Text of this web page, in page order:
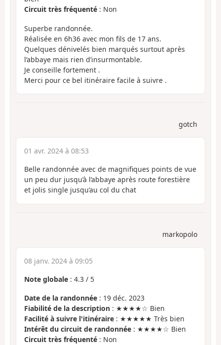
Circuit très fréquenté : Non
Superbe randonnée.
Réalisée en 6h36 avec mon fils de 17 ans.
Quelques dénivelés bien marqués surtout après
l’abbaye mais rien d’insurmontable.
Je conseille fortement .
Merci pour ce bel itinéraire facile à suivre .
gotch
01 avr. 2024 à 08:53
Belle randonnée avec de magnifiques points de vue
un peu dur jusqu’à l’abbaye après route forestière
et jolis single jusqu’au col du chat
markopolo
08 janv. 2024 à 09:05
Note globale : 4.3 / 5
Date de la randonnée : 19 déc. 2023
Fiabilité de la description : ★★★★☆ Bien
Facilité à suivre l'itinéraire : ★★★★★ Très bien
Intérêt du circuit de randonnée : ★★★★☆ Bien
Circuit très fréquenté : Non